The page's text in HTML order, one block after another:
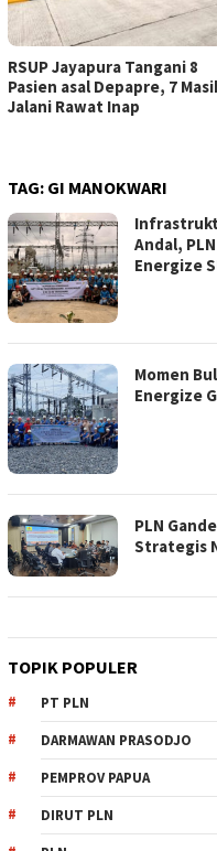
RSUP Jayapura Tangani 8
Pasien asal Depapre, 7
Jalani Rawat Inap
TAG: GI MANOKWARI
Andal,
Energize
Momen
Energize
PLN
Strategis
TOPIK POPULER
PT PLN
DARMAWAN PRASODJO
PEMPROV PAPUA
DIRUT PLN